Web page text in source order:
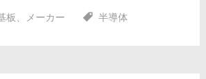
板 メーカー 半導体